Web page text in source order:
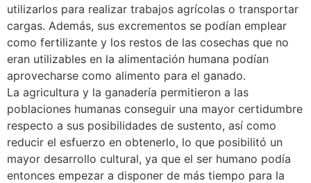
utilizarlos para realizar trabajos agrícolas o transportar
cargas. Además, sus excrementos se podían emplear
como fertilizante y los restos de las cosechas que no
eran utilizables en la alimentación humana podían
aprovecharse como alimento para el ganado.
La agricultura y la ganadería permitieron a las
poblaciones humanas conseguir una mayor certidumbre
respecto a sus posibilidades de sustento, así como
reducir el esfuerzo en obtenerlo, lo que posibilitó un
mayor desarrollo cultural, ya que el ser humano podía
entonces empezar a disponer de más tiempo para la